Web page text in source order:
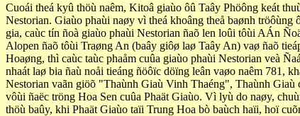
Cuoái theá kyû thöù naêm, Kitoâ giaùo ôû Taây Phöông keát
Nestorian. Giaùo phaùi naøy vì theá khoâng theå baønh
gia, caùc tín ñoà giaùo phaùi Nestorian ñaõ len loûi tôùi AÁn
Alopen ñaõ tôùi Traøng An (baây giôø laø Taây An) vaø ñaõ
Hoaøng, thì caùc taùc phaåm cuûa giaùo phaùi Nestorian veà
nhaát laø bia ñaù noåi tieáng ñöôïc döïng leân vaøo naêm 781,
Nestorian vaãn giöõ "Thaùnh Giaù Vinh Thaéng", Thaùnh Giaù
vôùi ñaëc tröng Hoa Sen cuûa Phaät Giaùo. Vì lyù do naøy,
thöù baûy, khi Phaät Giaùo taïi Trung Hoa bò baùch haïi, hoï